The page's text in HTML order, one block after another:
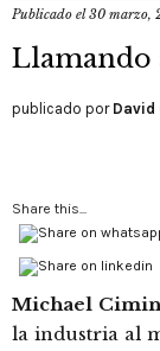
Publicado el30 marzo,
Llamando
publicado por David
Share this...
Michael
la industria al